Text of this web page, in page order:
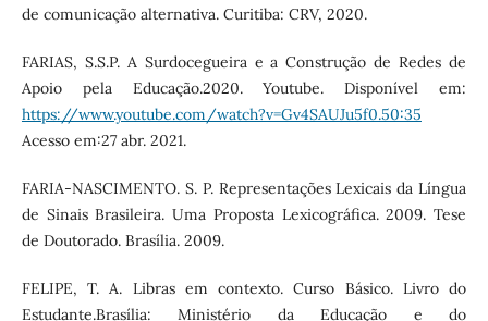
de comunicação alternativa. Curitiba: CRV, 2020.
FARIAS, S.S.P. A Surdocegueira e a Construção de Redes de
Apoio pela Educação.2020. Youtube. Disponível em:
https://www.youtube.com/watch?v=Gv4SAUJu5f0.50:35
Acesso em:27 abr. 2021.
FARIA-NASCIMENTO. S. P. Representações Lexicais da Língua
de Sinais Brasileira. Uma Proposta Lexicográfica. 2009. Tese
de Doutorado. Brasília. 2009.
FELIPE, T. A. Libras em contexto. Curso Básico. Livro do
Estudante.Brasília: Ministério da Educação e do